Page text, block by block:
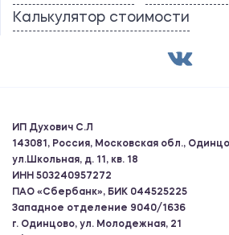
Калькулятор стоимости
ИП Духович С.Л
143081, Россия, Московская обл.,
ул.Школьная, д. 11, кв. 18
ИНН 503240957272
ПАО «Сбербанк», БИК 044525225
Западное отделение 9040/1636
г. Одинцово, ул. Молодежная, 21